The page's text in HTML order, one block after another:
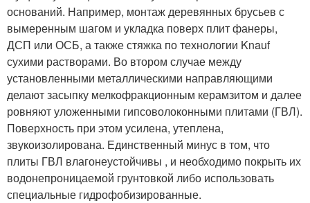
оснований. Например, монтаж деревянных брусьев с
вымеренным шагом и укладка поверх плит фанеры,
ДСП или ОСБ, а также стяжка по технологии Knauf
сухими растворами. Во втором случае между
установленными металлическими направляющими
делают засыпку мелкофракционным керамзитом и далее
ровняют уложенными гипсоволоконными плитами (ГВЛ).
Поверхность при этом усилена, утеплена,
звукоизолирована. Единственный минус в том, что
плиты ГВЛ влагонеустойчивы , и необходимо покрыть их
водонепроницаемой грунтовкой либо использовать
специальные гидрофобизированные.